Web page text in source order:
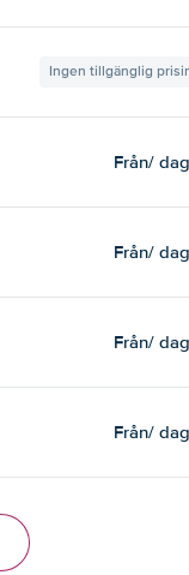
Ingen tillgänglig
Från/ dag
Från/ dag
Från/ dag
Från/ dag